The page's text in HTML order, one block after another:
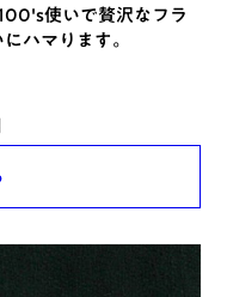
使いで贅沢なフラ
ハマります。